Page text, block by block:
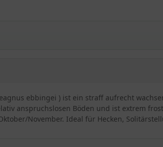
ebbingei ) ist ein straff aufrecht
anspruchslosen Böden und ist extrem
November. Ideal für Hecken,